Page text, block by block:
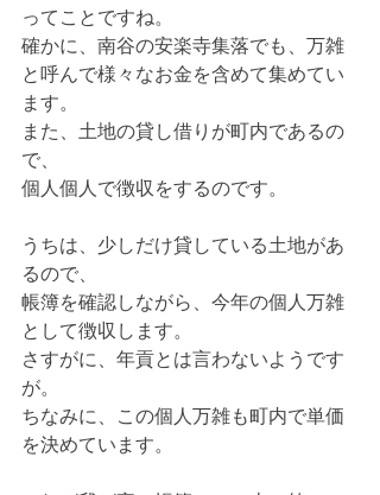
ってことですね。
確かに、南谷の安楽寺集落でも、万雑
と呼んで様々なお金を含めて集めてい
ます。
また、土地の貸し借りが町内であるの
で、
個人個人で徴収をするのです。
うちは、少しだけ貸している土地があ
るので、
帳簿を確認しながら、今年の個人万雑
として徴収します。
さすがに、年貢とは言わないようです
が。
ちなみに、この個人万雑も町内で単価
を決めています。